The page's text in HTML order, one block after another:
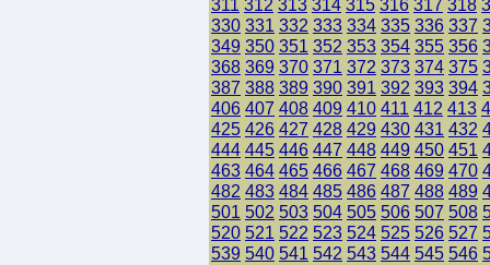
311 312 313 314 315 316 317 318
330 331 332 333 334 335 336 337
349 350 351 352 353 354 355 356
368 369 370 371 372 373 374 375
387 388 389 390 391 392 393 394
406 407 408 409 410 411 412 413
425 426 427 428 429 430 431 432
444 445 446 447 448 449 450 451
463 464 465 466 467 468 469 470
482 483 484 485 486 487 488 489
501 502 503 504 505 506 507 508
520 521 522 523 524 525 526 527
539 540 541 542 543 544 545 546